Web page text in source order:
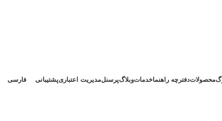
محصولاتدفترچه راهنماخدماتوبلاگپرسنلمدیریت اعتباریپشتیبانی فارسی